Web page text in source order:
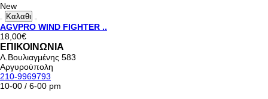
New
Καλαθι
AGVPRO WIND FIGHTER ..
18,00€
ΕΠΙΚΟΙΝΩΝΙΑ
Λ.Βουλιαγμένης 583
Αργυρούπολη
210-9969793
10-00 / 6-00 pm